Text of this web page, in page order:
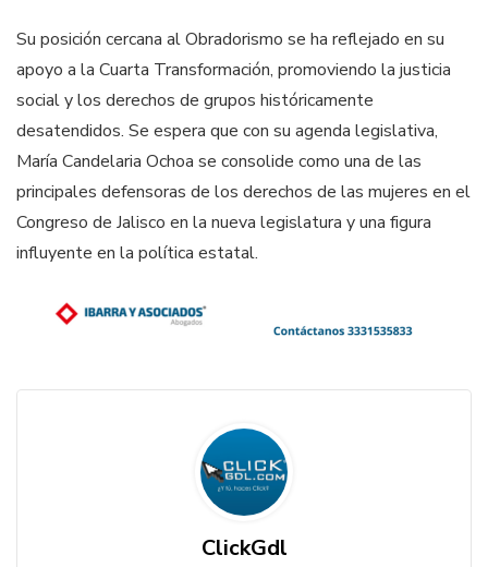
Su posición cercana al Obradorismo se ha reflejado en su
apoyo a la Cuarta Transformación, promoviendo la justicia
social y los derechos de grupos históricamente
desatendidos. Se espera que con su agenda legislativa,
María Candelaria Ochoa se consolide como una de las
principales defensoras de los derechos de las mujeres en el
Congreso de Jalisco en la nueva legislatura y una figura
influyente en la política estatal.
ClickGdl